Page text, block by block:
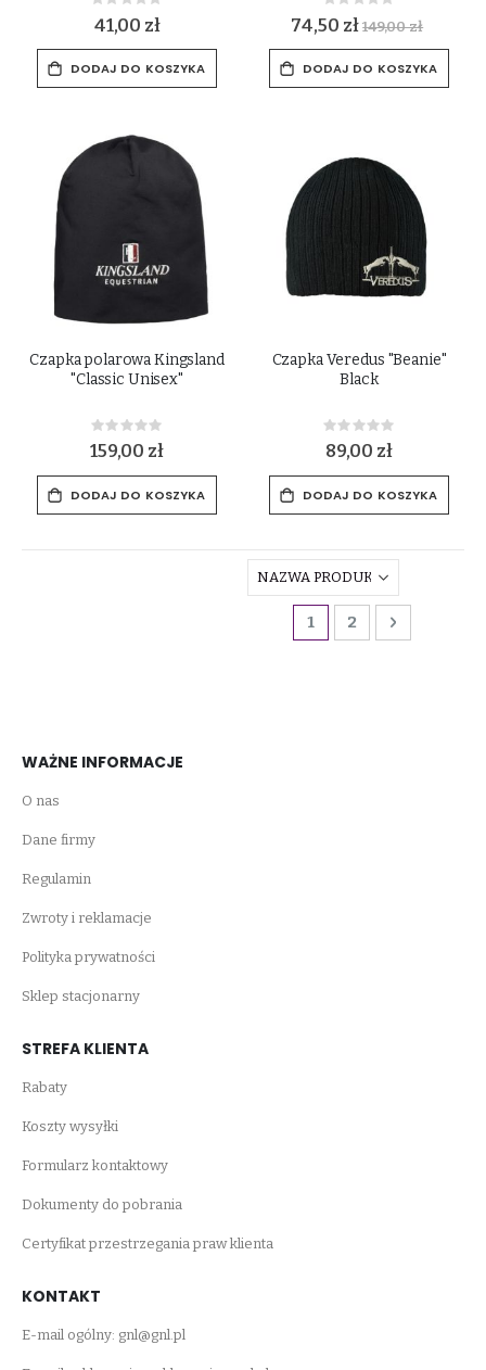
0%
41,00 zł
DODAJ DO KOSZYKA
0%
74,50 zł149,00 zł
DODAJ DO KOSZYKA
Czapka polarowa Kingsland
"Classic Unisex"
Rating:
0%
159,00 zł
DODAJ DO KOSZYKA
Czapka Veredus "Beanie"
Black
Rating:
0%
89,00 zł
DODAJ DO KOSZYKA
Strona
Aktualnie czytasz
1 Strona
2 Strona
Dalej
WAŻNE INFORMACJE
O nas
Dane firmy
Regulamin
Zwroty i reklamacje
Polityka prywatności
Sklep stacjonarny
STREFA KLIENTA
Rabaty
Koszty wysyłki
Formularz kontaktowy
Dokumenty do pobrania
Certyfikat przestrzegania praw klienta
KONTAKT
E-mail ogólny: gnl@gnl.pl